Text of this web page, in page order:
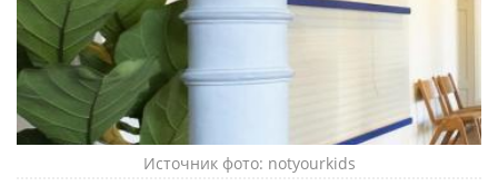
Источник фото: notyourkids